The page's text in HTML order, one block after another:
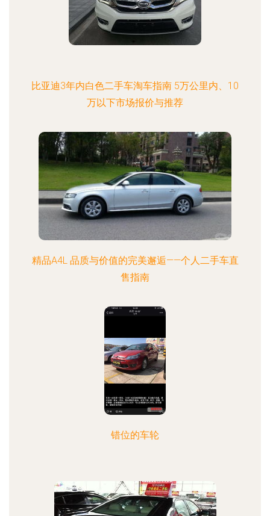
比亚迪3年内白色二手车淘车指南 5万公里内、10
万以下市场报价与推荐
精品A4L 品质与价值的完美邂逅——个人二手车直
售指南
错位的车轮